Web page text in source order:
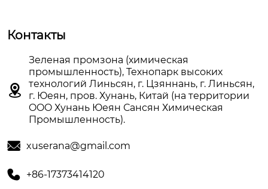
Контакты

Зеленая промзона (химическая
промышленность), Технопарк высоких
технологий Линьсян, г. Цзяннань, г. Линьсян,
г. Юеян, пров. Хунань, Китай (на территории
OOO Хунань Юеян Сансян Химическая
Промышленность).
 xuserana@gmail.com
 +86-17373414120